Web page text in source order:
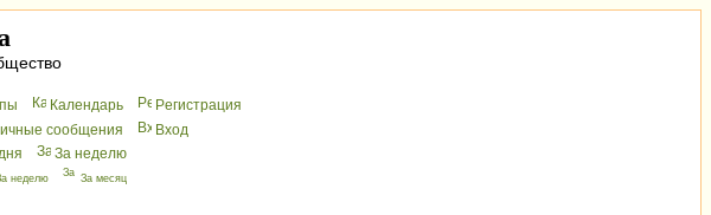
Календарь
Peгиcтрaция
сообщения
Вхoд
За неделю
неделю За месяц